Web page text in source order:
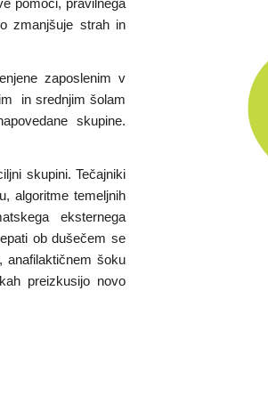
pomoči, pravilnega
zmanjšuje strah in
zaposlenim v
in srednjim šolam
skupine.
skupini. Tečajniki
algoritme temeljnih
eksternega
ob dušečem se
anafilaktičnem šoku
preizkusijo novo